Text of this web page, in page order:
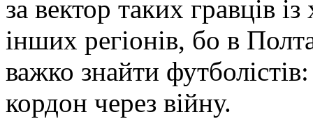
за вектор таких гравців
інших регіонів, бо в
важко знайти
кордон через війну.